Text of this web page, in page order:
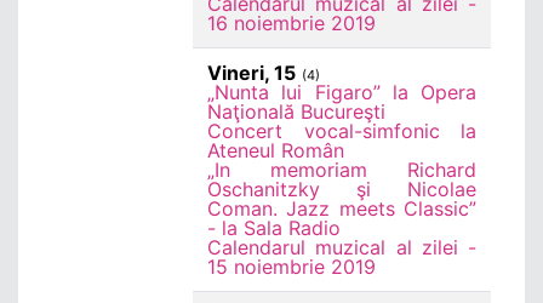
16 noiembrie 2019
Vineri, 15 (4)
„Nunta lui Figaro” la Opera
Naţională Bucureşti
Concert vocal-simfonic la
Ateneul Român
„In memoriam Richard
Oschanitzky şi Nicolae
Coman. Jazz meets Classic”
- la Sala Radio
Calendarul muzical al zilei -
15 noiembrie 2019